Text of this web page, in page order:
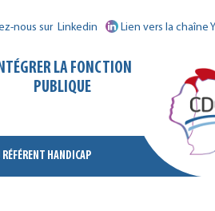
nous sur Linkedin Lien vers la chaîne
CDG
INTÉGRER LA FONCTION
PUBLIQUE
HANDICAP